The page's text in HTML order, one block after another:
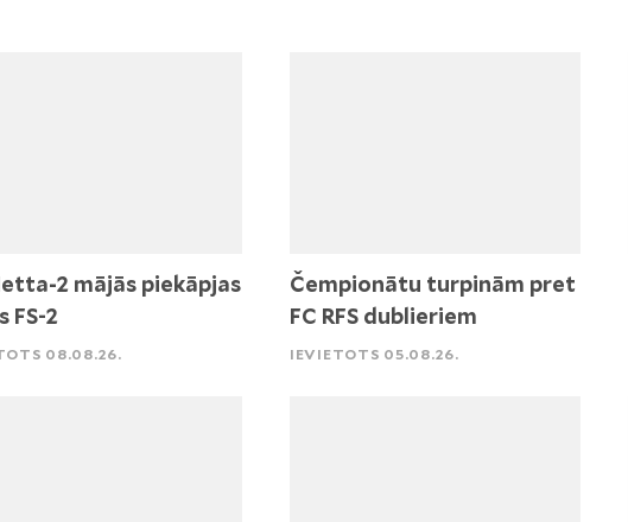
2 mājās piekāpjas
FS-2
08.08.26.
Čempionātu turpinām pret
FC RFS dublieriem
IEVIETOTS 05.08.26.